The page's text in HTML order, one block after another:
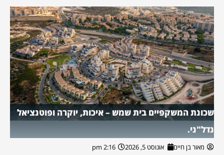
שכונת המשקפיים בית שמש – איכות, יוקרה ופוטנציאל
נדל"ני.
מאור בן חיים אוגוסט 5, 2026 2:16 pm